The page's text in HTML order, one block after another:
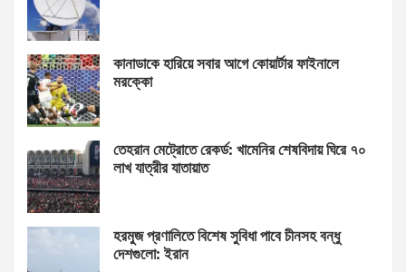
কানাডাকে হারিয়ে সবার আগে কোয়ার্টার ফাইনালে
মরক্কো
তেহরান মেট্রোতে রেকর্ড: খামেনির শেষবিদায় ঘিরে ৭০
লাখ যাত্রীর যাতায়াত
হরমুজ প্রণালিতে বিশেষ সুবিধা পাবে চীনসহ বন্ধু
দেশগুলো: ইরান